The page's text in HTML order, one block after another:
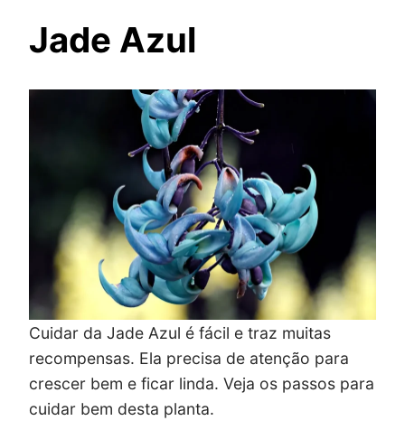
Jade Azul
Cuidar da Jade Azul é fácil e traz muitas
recompensas. Ela precisa de atenção para
crescer bem e ficar linda. Veja os passos para
cuidar bem desta planta.